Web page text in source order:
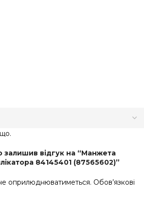
залишив відгук на “Манжета
84145401 (87565602)”
оприлюднюватиметься. Обов’язкові